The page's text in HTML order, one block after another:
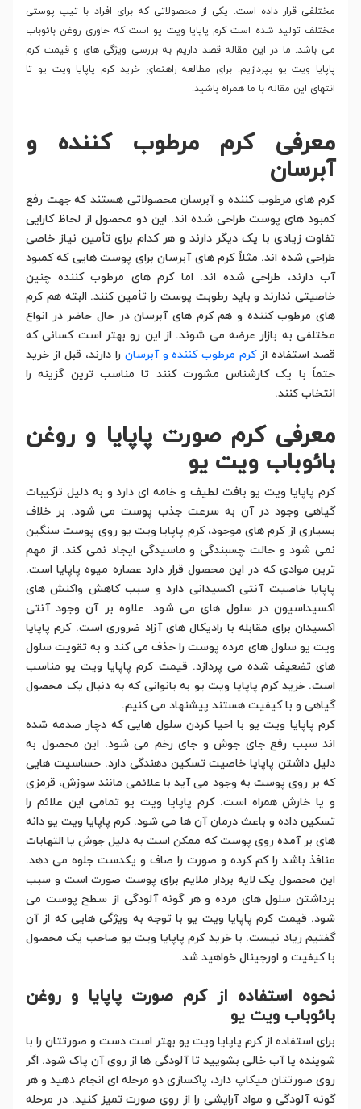
مختلفی قرار داده است. یکی از محصولاتی که برای افراد با تیپ پوستی
مختلف تولید شده است کرم پاپایا ویت یو است که حاوری روغن بائوباب
می باشد. ما در این مقاله قصد داریم به بررسی ویژگی های و قیمت کرم
پاپایا ویت یو بپردازیم. برای مطالعه راهنمای خرید کرم پاپایا ویت یو تا
انتهای این مقاله با ما همراه باشید.
معرفی کرم مرطوب کننده و
آبرسان
کرم های مرطوب کننده و آبرسان محصولاتی هستند که جهت رفع
کمبود های پوست طراحی شده اند. این دو محصول از لحاظ کارایی
تفاوت زیادی با یک دیگر دارند و هر کدام برای تأمین نیاز خاصی
طراحی شده اند. مثلاً کرم های آبرسان برای پوست هایی که کمبود
آب دارند، طراحی شده اند. اما کرم های مرطوب کننده چنین
خاصیتی ندارند و باید رطوبت پوست را تأمین کنند. البته هم کرم
های مرطوب کننده و هم کرم های آبرسان در حال حاضر در انواع
مختلفی به بازار عرضه می شوند. از این رو بهتر است کسانی که
قصد استفاده ازکرم مرطوب کننده و آبرسان را دارند، قبل از خرید
حتماً با یک کارشناس مشورت کنند تا مناسب ترین گزینه را
انتخاب کنند.
معرفی کرم صورت پاپایا و روغن
بائوباب ویت یو
کرم پاپایا ویت یو بافت لطیف و خامه ای دارد و به دلیل ترکیبات
گیاهی وجود در آن به سرعت جذب پوست می شود. بر خلاف
بسیاری از کرم های موجود، کرم پاپایا ویت یو روی پوست سنگین
نمی شود و حالت چسبندگی و ماسیدگی ایجاد نمی کند. از مهم
ترین موادی که در این محصول قرار دارد عصاره میوه پاپایا است.
پاپایا خاصیت آنتی اکسیدانی دارد و سبب کاهش واکنش های
اکسیداسیون در سلول های می شود. علاوه بر آن وجود آنتی
اکسیدان برای مقابله با رادیکال های آزاد ضروری است. کرم پاپایا
ویت یو سلول های مرده پوست را حذف می کند و به تقویت سلول
های تضعیف شده می پردازد. قیمت کرم پاپایا ویت یو مناسب
است. خرید کرم پاپایا ویت یو به بانوانی که به دنبال یک محصول
گیاهی و با کیفیت هستند پیشنهاد می کنیم.
کرم پاپایا ویت یو با احیا کردن سلول هایی که دچار صدمه شده
اند سبب رفع جای جوش و جای زخم می شود. این محصول به
دلیل داشتن پاپایا خاصیت تسکین دهندگی دارد. حساسیت هایی
که بر روی پوست به وجود می آید با علائمی مانند سوزش، قرمزی
و یا خارش همراه است. کرم پاپایا ویت یو تمامی این علائم را
تسکین داده و باعث درمان آن ها می شود. کرم پاپایا ویت یو دانه
های بر آمده روی پوست که ممکن است به دلیل جوش یا التهابات
منافذ باشد را کم کرده و صورت را صاف و یکدست جلوه می دهد.
این محصول یک لایه بردار ملایم برای پوست صورت است و سبب
برداشتن سلول های مرده و هر گونه آلودگی از سطح پوست می
شود. قیمت کرم پاپایا ویت یو با توجه به ویژگی هایی که از آن
گفتیم زیاد نیست. با خرید کرم پاپایا ویت یو صاحب یک محصول
با کیفیت و اورجینال خواهید شد.
نحوه استفاده از کرم صورت پاپایا و روغن
بائوباب ویت یو
برای استفاده از کرم پاپایا ویت یو بهتر است دست و صورتتان را با
شوینده یا آب خالی بشویید تا آلودگی ها از روی آن پاک شود. اگر
روی صورتتان میکاپ دارد، پاکسازی دو مرحله ای انجام دهید و هر
گونه آلودگی و مواد آرایشی را از روی صورت تمیز کنید. در مرحله